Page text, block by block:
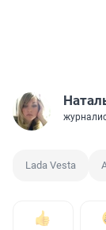
Lada Vesta